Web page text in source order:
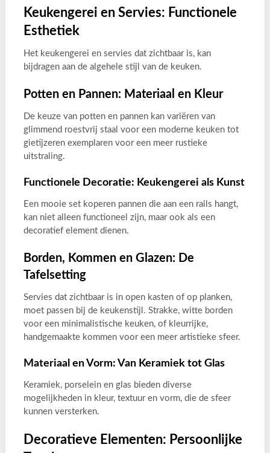
Keukengerei en Servies: Functionele
Esthetiek
Het keukengerei en servies dat zichtbaar is, kan
bijdragen aan de algehele stijl van de keuken.
Potten en Pannen: Materiaal en Kleur
De keuze van potten en pannen kan variëren van
glimmend roestvrij staal voor een moderne keuken tot
gietijzeren exemplaren voor een meer rustieke
uitstraling.
Functionele Decoratie: Keukengerei als Kunst
Een mooie set koperen pannen die aan een rails hangt,
kan niet alleen functioneel zijn, maar ook als een
decoratief element dienen.
Borden, Kommen en Glazen: De
Tafelsetting
Servies dat zichtbaar is in open kasten of op planken,
moet passen bij de keukenstijl. Strakke, witte borden
voor een minimalistische keuken, of kleurrijke,
handgemaakte kommen voor een meer artistieke sfeer.
Materiaal en Vorm: Van Keramiek tot Glas
Keramiek, porselein en glas bieden diverse
mogelijkheden in kleur, textuur en vorm, die de sfeer
kunnen versterken.
Decoratieve Elementen: Persoonlijke